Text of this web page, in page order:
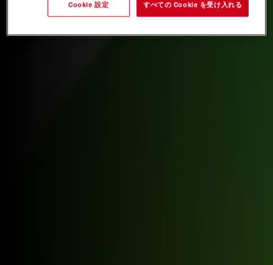
Cookie 設定 すべての Cookie を受け入れる